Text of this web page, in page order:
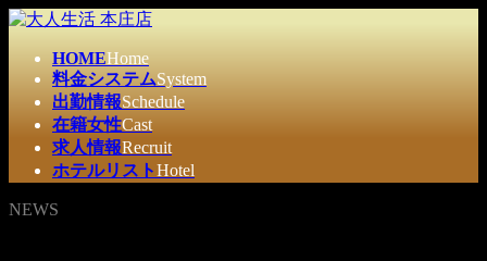
コ
ッ
ナ
移
HOMEHome
料金システムSystem
出勤情報Schedule
在籍女性Cast
求人情報Recruit
ホテルリストHotel
NEWS